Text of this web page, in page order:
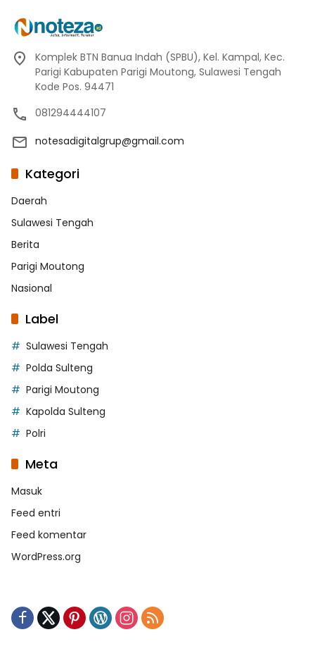
Komplek BTN Banua Indah (SPBU), Kel. Kampal, Kec.
Parigi Kabupaten Parigi Moutong, Sulawesi Tengah
Kode Pos. 94471
081294444107
notesadigitalgrup@gmail.com
Kategori
Daerah
Sulawesi Tengah
Berita
Parigi Moutong
Nasional
Label
Sulawesi Tengah
Polda Sulteng
Parigi Moutong
Kapolda Sulteng
Polri
Meta
Masuk
Feed entri
Feed komentar
WordPress.org